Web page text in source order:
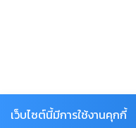
เว็บไซต์นี้มีการใช้งานคุกกี้